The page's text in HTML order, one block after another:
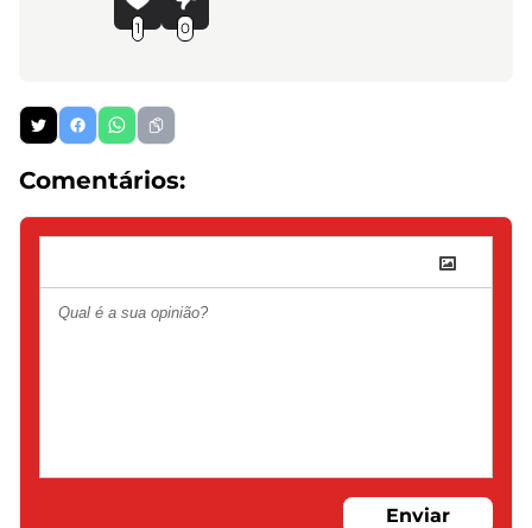
1 0
Comentários:
Enviar